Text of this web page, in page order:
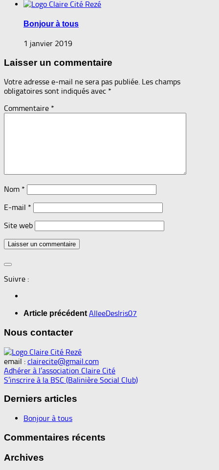
Bonjour à tous
1 janvier 2019
Laisser un commentaire
Votre adresse e-mail ne sera pas publiée. Les champs
obligatoires sont indiqués avec *
Commentaire *
Nom *
E-mail *
Site web
Suivre :
Article précédent AlleeDesIris07
Nous contacter
email : clairecite@gmail.com
Adhérer à l’association Claire Cité
S’inscrire à la BSC (Balinière Social Club)
Derniers articles
Bonjour à tous
Commentaires récents
Archives